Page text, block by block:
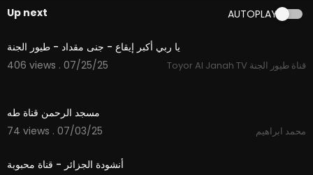
Up next AUTOPLAY
1:54
يا ربي أكبر إيقاع - جنى مقداد - طيور الجنة
406 views . 07/25/25
Toyor Al Janah TV قناة طيور الجنة
مسجد الرحمن قناة طه
74 views . 07/03/25
محمد ابراهيم
أنشودة الجزائر - قناة محبوبة